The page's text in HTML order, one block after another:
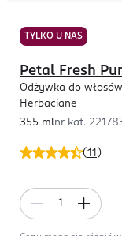
TYLKO U NAS
(11 )
Petal Fresh
Odżywka do
Herbaciane
355 mlnr kat.